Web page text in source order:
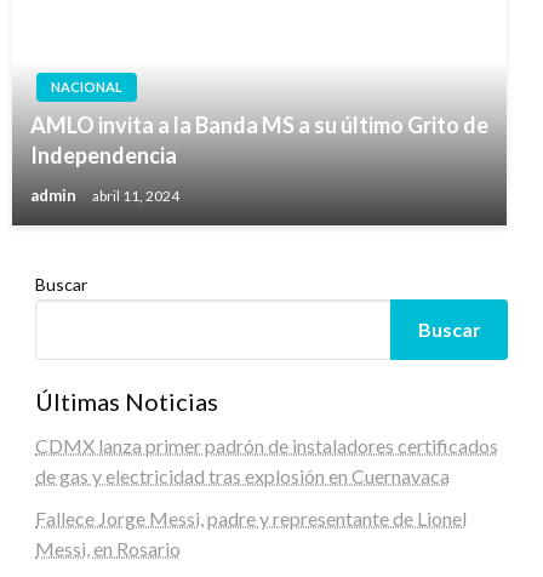
NACIONAL
AMLO invita a la Banda MS a su último Grito de
Independencia
admin abril 11, 2024
Buscar
Buscar
Últimas Noticias
CDMX lanza primer padrón de instaladores certificados
de gas y electricidad tras explosión en Cuernavaca
Fallece Jorge Messi, padre y representante de Lionel
Messi, en Rosario